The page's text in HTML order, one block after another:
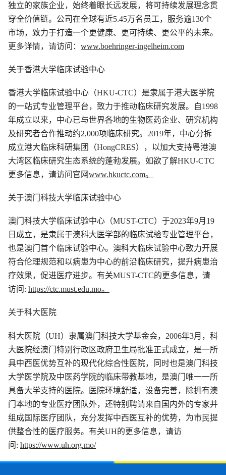
独立的家族企业，始终着眼长远发展，将可持续发展理念贯
穿全价值链。公司在全球有近5.45万名员工，服务逾130个
市场，致力于打造一个更健康、更可持续、更公平的未来。
更多详情，请访问： www.boehringer-ingelheim.com
关于香港大学临床试验中心
香港大学临床试验中心（HKU-CTC）是隶属于港大医学院
的一站式专业管理平台，致力于推动临床研究发展。自1998
年成立以来，中心已与世界各地的生物医药企业、研究机构
及研究者合作推动约2,000项临床研究。2019年，中心分拆
成立港大临床科研集团（HongCRES），以加大支持粤港澳
大湾区临床研究生态系统的蓬勃发展。如欲了解HKU-CTC
更多信息，请访问官网www.hkuctc.com。
关于澳门科技大学临床试验中心
澳门科技大学临床试验中心（MUST-CTC）于2023年9月19
日成立，是隶属于澳科大医学部的临床试验专业管理平台，
也是澳门首个临床试验中心。澳科大临床试验中心致力开展
符合伦理规范和以病患为中心的前沿临床研究，提升病患治
疗效果，促进医疗进步。有关MUST-CTC的更多信息，请
访问: https://ctc.must.edu.mo。
关于科大医院
科大医院（UH）隶属澳门科技大学基金会，2006年3月，科
大医院经澳门特别行政区政府卫生局批准正式成立，是一所
具中西医优势互补的现代化综合性医院，同时也是澳门科技
大学医学院及中医药学院的临床带教基地，是澳门唯一一所
具备大学支持的医院。医院环境舒适，设备完善，除拥有澳
门本地的专业医疗团队外，还特别聘请来自国内外的专家并
组成国际医疗团队，充分发挥中西医互补的优势，为市民提
供整合性的医疗服务。有关UH的更多信息，请访
问: https://www.uh.org.mo/